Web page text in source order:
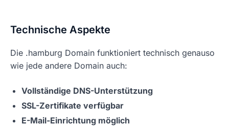
Technische Aspekte
Die .hamburg Domain funktioniert technisch genauso
wie jede andere Domain auch:
Vollständige DNS-Unterstützung
SSL-Zertifikate verfügbar
E-Mail-Einrichtung möglich